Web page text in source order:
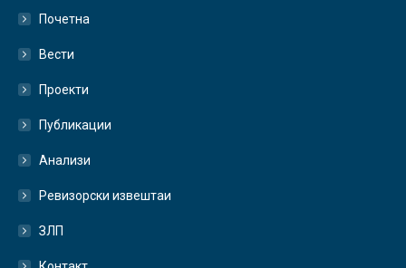
Почетна
Вести
Проекти
Публикации
Анализи
Ревизорски извештаи
ЗЛП